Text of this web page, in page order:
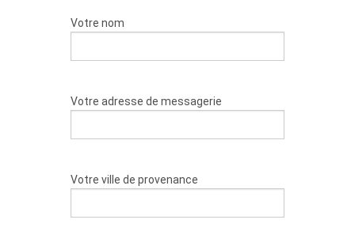
Votre nom
Votre adresse de messagerie
Votre ville de provenance